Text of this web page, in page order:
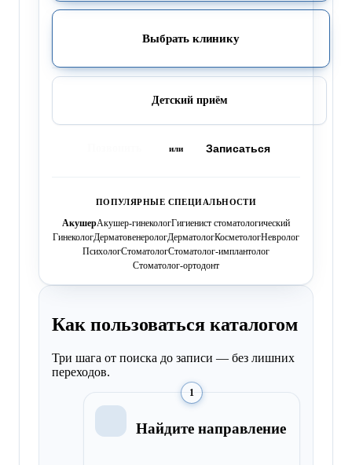
Выбрать клинику
Детский приём
или Записаться
ПОПУЛЯРНЫЕ СПЕЦИАЛЬНОСТИ
АкушерАкушер-гинекологГигиенист стоматологический
ГинекологДерматовенерологДерматологКосметологНевролог
ПсихологСтоматологСтоматолог-имплантолог
Стоматолог-ортодонт
Как пользоваться каталогом
Три шага от поиска до записи — без лишних
переходов.
1
Найдите направление